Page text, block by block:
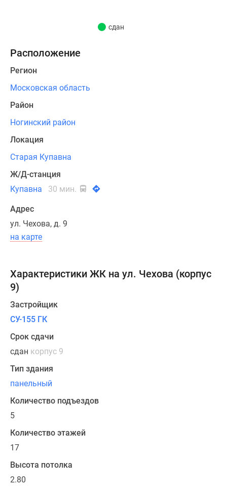
кладовые-
гардеробные.
и
балконы
Продажа
завершена.
сдан
Расположение
Регион
Московская область
Район
Ногинский район
Локация
Старая Купавна
Ж/Д-станция
Купавна
30 мин.
Адрес
ул. Чехова, д. 9
на карте
Характеристики ЖК на ул. Чехова (корпус
9)
Застройщик
СУ-155 ГК
Срок сдачи
сдан корпус 9
Тип здания
панельный
Количество подъездов
5
Количество этажей
17
Высота потолка
2.80